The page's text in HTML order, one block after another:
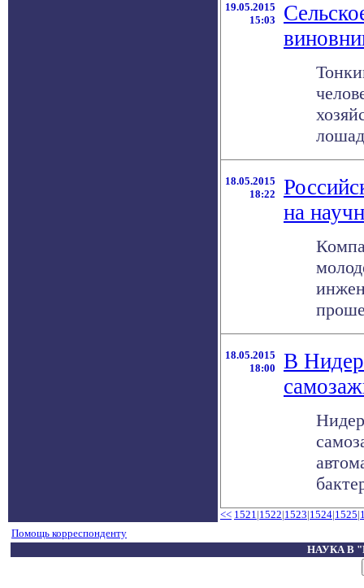
19.05.2015
15:03
18.05.2015
18:22
на
18.05.2015
18:00
В
<< 1521|1522|1523|1524|1525|
Помощь корреспонденту
НАУКА В